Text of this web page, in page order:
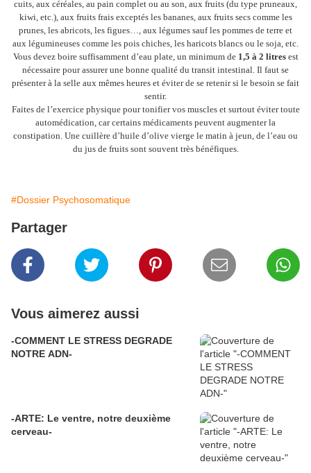
cuits, aux céréales, au pain complet ou au son, aux fruits (du type pruneaux,
kiwi, etc.), aux fruits frais exceptés les bananes, aux fruits secs comme les
prunes, les abricots, les figues…, aux légumes sauf les pommes de terre et
aux légumineuses comme les pois chiches, les haricots blancs ou le soja, etc.
Vous devez boire suffisamment d’eau plate, un minimum de 1,5 à 2 litresest
nécessaire pour assurer une bonne qualité du transit intestinal. Il faut se
présenter à la selle aux mêmes heures et éviter de se retenir si le besoin se fait
sentir.
Faites de l’exercice physique pour tonifier vos muscles et surtout éviter toute
automédication, car certains médicaments peuvent augmenter la
constipation. Une cuillère d’huile d’olive vierge le matin à jeun, de l’eau ou
du jus de fruits sont souvent très bénéfiques.
#Dossier Psychosomatique
Partager
Vous aimerez aussi
-COMMENT LE STRESS DEGRADE
NOTRE ADN-
-ARTE: Le ventre, notre deuxième
cerveau-